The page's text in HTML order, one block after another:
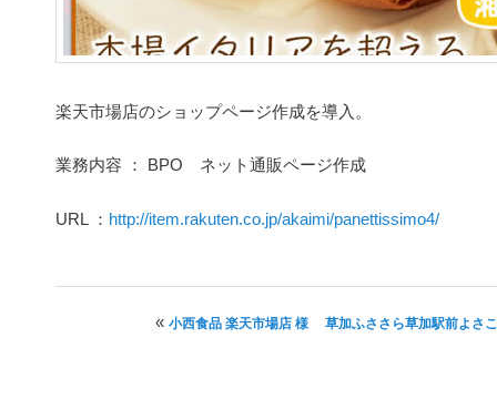
楽天市場店のショップページ作成を導入。
業務内容 ： BPO ネット通販ページ作成
URL ： http://item.rakuten.co.jp/akaimi/panettissimo4/
投稿ナビゲーション
« 小西食品 楽天市場店 様 草加ふささら草加駅前よさ